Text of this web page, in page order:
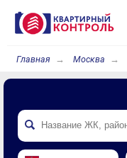
Главная Москва